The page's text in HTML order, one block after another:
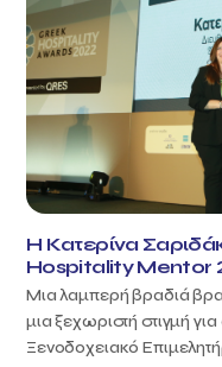
Η Κατερίνα
Hospitality Mentor
Μια λαμπερή βραδιά
μια ξεχωριστή στιγμή
Ξενοδοχειακό